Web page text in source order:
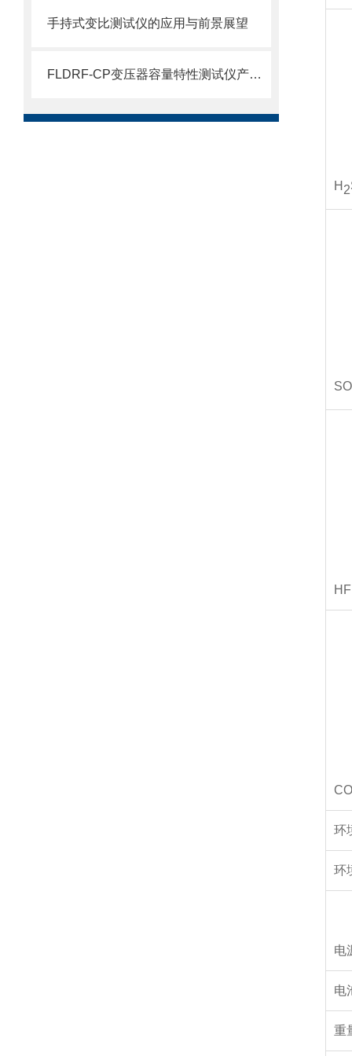
手持式变比测试仪的应用与前景展望
FLDRF-CP变压器容量特性测试仪产品介绍
H 2
SO
环
环
电
电
重